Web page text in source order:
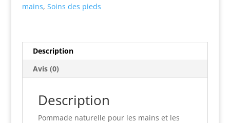
mains, Soins des pieds
Description
Avis (0)
Description
Pommade naturelle pour les mains et les